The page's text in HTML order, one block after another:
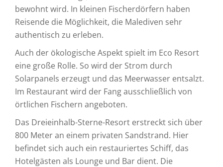
bewohnt wird. In kleinen Fischerdörfern haben
Reisende die Möglichkeit, die Malediven sehr
authentisch zu erleben.
Auch der ökologische Aspekt spielt im Eco Resort
eine große Rolle. So wird der Strom durch
Solarpanels erzeugt und das Meerwasser entsalzt.
Im Restaurant wird der Fang ausschließlich von
örtlichen Fischern angeboten.
Das Dreieinhalb-Sterne-Resort erstreckt sich über
800 Meter an einem privaten Sandstrand. Hier
befindet sich auch ein restauriertes Schiff, das
Hotelgästen als Lounge und Bar dient. Die